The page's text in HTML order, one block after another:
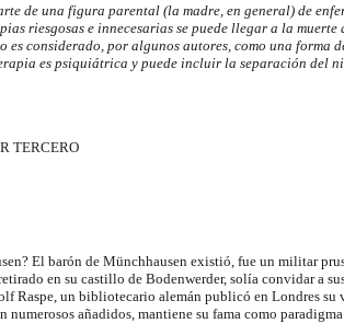
de una figura parental (la madre, en general) de
riesgosas e innecesarias se puede llegar a la muerte
considerado, por algunos autores, como una forma
es psiquiátrica y puede incluir la separación del
TERCERO
El barón de Münchhausen existió, fue un militar
en su castillo de Bodenwerder, solía convidar a
Raspe, un bibliotecario alemán publicó en Londres su
añadidos, mantiene su fama como